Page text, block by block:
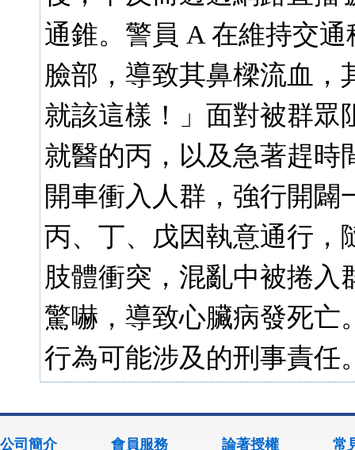
通錐。警員 A 在維持交
臉部，導致其鼻樑流血，
就該這樣！」面對被群眾
就醫的丙，以及急著趕時
開車衝入人群，強行開闢
丙、丁、戊因執意通行，
肢體衝突，混亂中被捲入
驚嚇，導致心臟病發死亡
行為可能涉及的刑事責任
公司簡介 會員服務 論著授權 常